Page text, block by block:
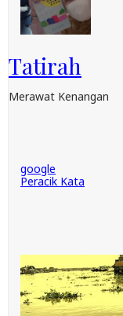
Tatirah
Merawat Kenangan
google
Peracik Kata